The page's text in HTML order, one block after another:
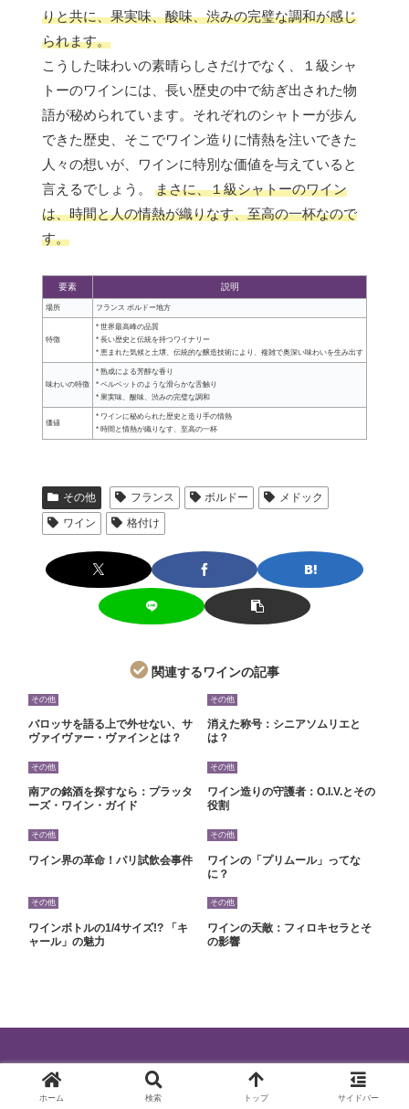
りと共に、果実味、酸味、渋みの完璧な調和が感じ
られます。
こうした味わいの素晴らしさだけでなく、１級シャ
トーのワインには、長い歴史の中で紡ぎ出された物
語が秘められています。それぞれのシャトーが歩ん
できた歴史、そこでワイン造りに情熱を注いできた
人々の想いが、ワインに特別な価値を与えていると
言えるでしょう。 まさに、１級シャトーのワイン
は、時間と人の情熱が織りなす、至高の一杯なので
す。
要素 説明
場所 フランス ボルドー地方
特徴
* 世界最高峰の品質
* 長い歴史と伝統を持つワイナリー
* 恵まれた気候と土壌、伝統的な醸造技術により、複雑で奥深い味わいを生み出す
味わいの特徴
* 熟成による芳醇な香り
* ベルベットのような滑らかな舌触り
* 果実味、酸味、渋みの完璧な調和
価値
* ワインに秘められた歴史と造り手の情熱
* 時間と情熱が織りなす、至高の一杯
その他 フランス ボルドー
メドック
ワイン
格付け
関連するワインの記事
その他
バロッサを語る上で外せない、サ
ヴァイヴァー・ヴァインとは？
その他
消えた称号：シニアソムリエと
は？
その他
南アの銘酒を探すなら：プラッタ
ーズ・ワイン・ガイド
その他
ワイン造りの守護者：O.I.V.とその
役割
その他
ワイン界の革命！パリ試飲会事件
その他
ワインの「プリムール」ってな
に？
その他
ワインボトルの1/4サイズ!? 「キ
ャール」の魅力
その他
ワインの天敵：フィロキセラとそ
の影響
© 2024 ワインを最高に楽しむ知識.
ホーム 検索 トップ サイドバー